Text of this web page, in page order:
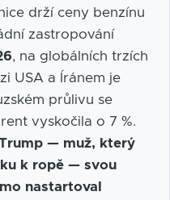
drží ceny benzínu
zastropování
, na globálních trzích
USA a Íránem je
průlivu se
vyskočila o 7 %.
— muž, který
k ropě — svou
nastartoval